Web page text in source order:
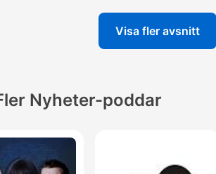
Visa fler avsnitt
Nyheter-poddar